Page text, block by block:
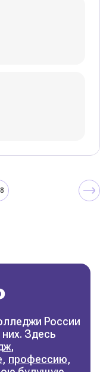
России
Здесь
,
, профессию,